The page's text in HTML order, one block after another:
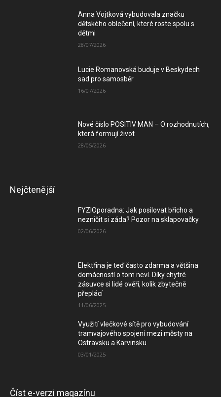
Anna Vojtková vybudovala značku
dětského oblečení, které roste spolu s
dětmi
28/07/2026
Lucie Romanovská buduje v Beskydech
sad pro samosběr
16/07/2026
Nové číslo POSITIV MAN – O rozhodnutích,
která formují život
28/05/2026
Nejčtenější
FYZIOporadna: Jak posilovat břicho a
nezničit si záda? Pozor na sklapovačky
02/06/2026
Elektřina je teď často zdarma a většina
domácností o tom neví. Díky chytré
zásuvce si lidé ověří, kolik zbytečně
přeplácí
11/06/2025
Využití vlečkové sítě pro vybudování
tramvajového spojení mezi městy na
Ostravsku a Karvinsku
03/01/2025
Číst e-verzi magazínu